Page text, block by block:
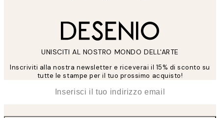
UNISCITI AL NOSTRO MONDO DELL'ARTE
Inscriviti alla nostra newsletter e riceverai il 15% di sconto su
tutte le stampe per il tuo prossimo acquisto!